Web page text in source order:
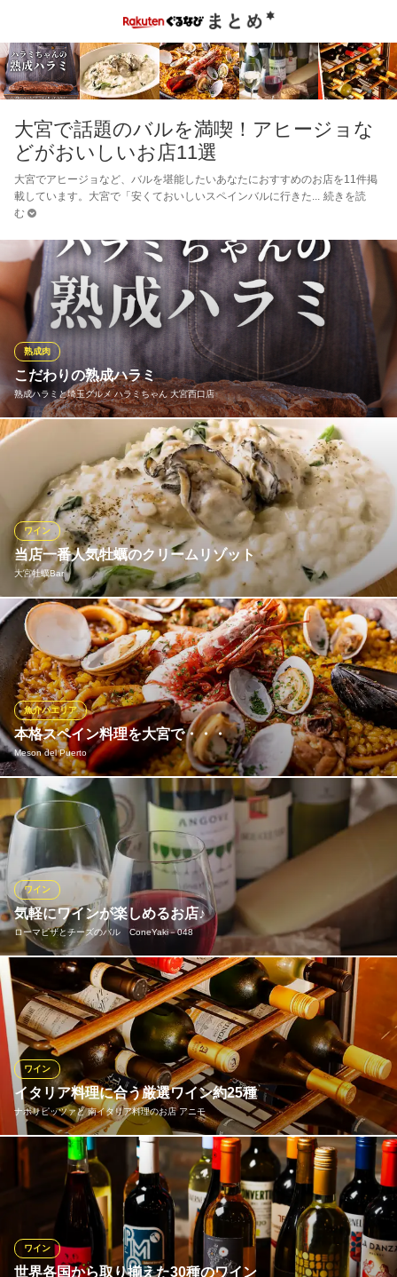
大宮で話題のバルを満喫！アヒージョな
どがおいしいお店11選
大宮でアヒージョなど、バルを堪能したいあなたにおすすめのお店を11件掲
載しています。大宮で「安くておいしいスペインバルに行きた
続きを読
む
こだわりの熟成ハラミ
熟成ハラミと埼玉グルメ ハラミちゃん 大宮西口店
熟成肉
【お店で熟成】"熟成＝肉×発酵菌×時間"試行錯誤を繰り返して、
ハラミを一番美味しい状態にする研究をし、現在お店で提供する
熟成ハラミが生まれました。柔らかく旨味が凝縮されたハラミち
ゃん自慢の熟成ハラミをご堪能ください。
熟成ハラミと埼玉グルメ ハラミちゃん 大宮西口店
居酒屋・肉バル
埼玉新都市交通伊奈線大宮駅 徒歩4分
埼玉県さいたま市大宮区桜木町2-161-2 大宮YKビルB1
当店一番人気牡蠣のクリームリゾット
大宮牡蠣Bar
ワイン
一番人気！〉牡蠣のクリームリゾット※牡蠣6個入り※追加牡蠣でき
ます 1個300円※大盛り2,700円(約4人前)♪
大宮牡蠣Bar
大宮 牡蠣 Bar
ＪＲ大宮駅 徒歩2分
埼玉県さいたま市大宮区仲町1-53 田村ビル1F
本格スペイン料理を大宮で・・・
Meson del Puerto
魚介パエリア
情熱的なフラメンコの流れるお店で楽しいひと時を！MESON DE
L PUERTO（メソン デル プエルト）とは、スペイン語で「港
の居酒屋」という意味のお店です。名のとおり地中海スペインの
美味しい魚介料理や、郷土料理、またスペイン料理と相性の良い
ワインをお客様のお口にお届けします！
Meson del Puerto
本場スペインバル
ＪＲ大宮駅西口 徒歩1分
埼玉県さいたま市大宮区桜木町1-5-3 ホームリィ5ビル1F
気軽にワインが楽しめるお店♪
ローマピザとチーズのバル ConeYaki－048
ワイン
イタリアワインを中心に主にヨーロッパの赤、白、スパークリン
グワイン常時30種類の品ぞろえです。生産者さんの素材をシンプ
ルにひきたてるようなワインをセレクトしてます。お好きなロー
マピザ、チーズ料理と共にお楽しみください
ローマピザとチーズのバル ConeYaki－048
ローマピザチーズ専門店
ＪＲ大宮駅東口・北口 徒歩7分
埼玉県さいたま市大宮区大門町3-197
イタリア料理に合う厳選ワイン約25種
ナポリピッツァと 南イタリア料理のお店 アニモ
ワイン
当店でイタリアワインを中心に赤・白約25種のワインをシェフ自
ら厳選し取り揃え。南イタリア料理にピッタリのワインをご提供
しております。注文に迷ったら、おすすめのワインをピックアッ
プいたしますので、お気軽にお尋ねくださいませ。
ナポリピッツァと 南イタリア料理のお店 アニモ
世界各国から取り揃えた30種のワイン
ワイン